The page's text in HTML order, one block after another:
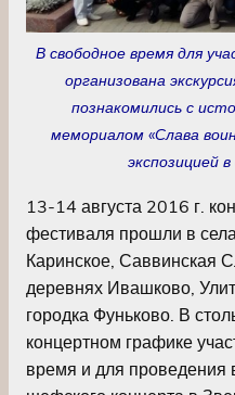
В свободное время для
организована
познакомились с
мемориалом «Слава
экспозицией
13-14 августа 2016 г.
фестиваля прошли в
Каринское, Саввинская
деревнях Ивашково,
городка Фуньково. В
концертном графике
время и для проведения